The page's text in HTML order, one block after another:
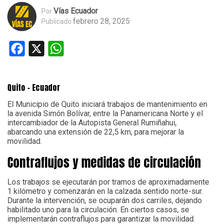
PorVías Ecuador
Publicado febrero 28, 2025
Facebook
X
Quito – Ecuador
El Municipio de Quito iniciará trabajos de mantenimiento en
la avenida Simón Bolívar, entre la Panamericana Norte y el
intercambiador de la Autopista General Rumiñahui,
abarcando una extensión de 22,5 km, para mejorar la
movilidad.
Contraflujos y medidas de circulación
Los trabajos se ejecutarán por tramos de aproximadamente
1 kilómetro y comenzarán en la calzada sentido norte-sur.
Durante la intervención, se ocuparán dos carriles, dejando
habilitado uno para la circulación. En ciertos casos, se
implementarán contraflujos para garantizar la movilidad.